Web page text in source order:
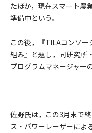
たほか，現在スマート農
準備中という。
この後，『TILAコンソー
組み』と題し，同研究所
プログラムマネージャー
佐野氏は，この3月末で
ス・パワーレーザーによ